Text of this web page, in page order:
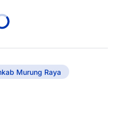
Murung Raya